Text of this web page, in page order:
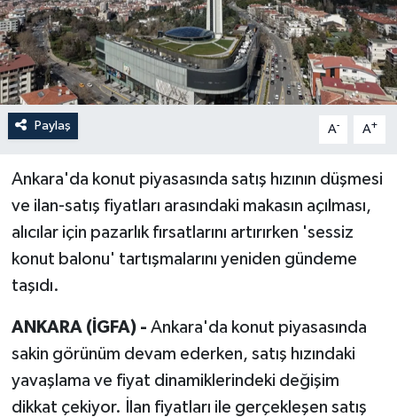
Paylaş A- A+
Ankara'da konut piyasasında satış hızının düşmesi
ve ilan-satış fiyatları arasındaki makasın açılması,
alıcılar için pazarlık fırsatlarını artırırken 'sessiz
konut balonu' tartışmalarını yeniden gündeme
taşıdı.
ANKARA (İGFA) - Ankara'da konut piyasasında
sakin görünüm devam ederken, satış hızındaki
yavaşlama ve fiyat dinamiklerindeki değişim
dikkat çekiyor. İlan fiyatları ile gerçekleşen satış